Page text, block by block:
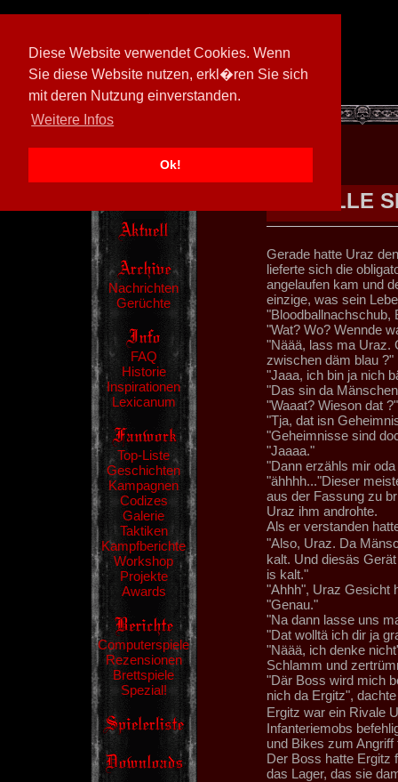
Diese Website verwendet Cookies. Wenn
Sie diese Website nutzen, erkl�ren Sie sich
mit deren Nutzung einverstanden.
Weitere Infos
Ok!
[ 600026/M3]
Nachrichten
Gerüchte
FAQ
Historie
Inspirationen
Lexicanum
Top-Liste
Geschichten
Kampagnen
Codizes
Galerie
Taktiken
Kampfberichte
Workshop
Projekte
Awards
Computerspiele
Rezensionen
Brettspiele
Spezial!
ALLE
Gerade hatte Uraz
lieferte sich die
angelaufen kam und
einzige, was sein
"Bloodballnachschub,
"Wat? Wo? Wennde
"Näää, lass ma Uraz.
zwischen däm blau ?"
"Jaaa, ich bin ja nich
"Das sin da
"Waaat? Wieson dat ?"
"Tja, dat isn
"Geheimnisse sind
"Jaaaa."
"Dann erzähls mir
"ähhhh..."Dieser
aus der Fassung zu
Uraz ihm androhte.
Als er verstanden
"Also, Uraz. Da
kalt. Und diesäs
is kalt."
"Ahhh", Uraz Gesicht
"Genau."
"Na dann lasse uns
"Dat wolltä ich dir ja
"Näää, ich denke
Schlamm und
"Där Boss wird mich
nich da Ergitz",
Ergitz war ein Rivale
Infanteriemobs
und Bikes zum Angriff
Der Boss hatte Ergitz
das Lager, das sie